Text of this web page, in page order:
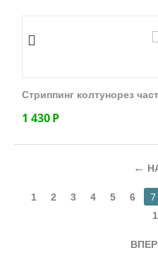
Стриппинг колтунорез
1 430Р
1 2 3 4 5 6 7